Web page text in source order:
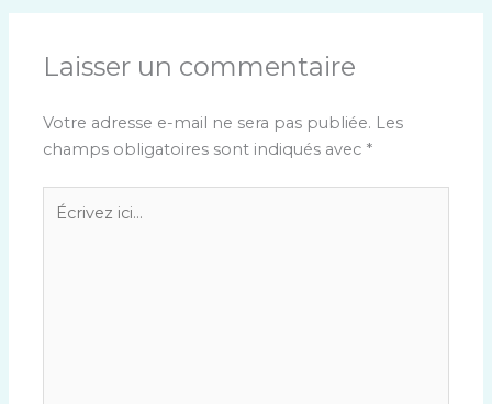
Laisser un commentaire
Votre adresse e-mail ne sera pas publiée. Les
champs obligatoires sont indiqués avec *
Écrivez
ici…